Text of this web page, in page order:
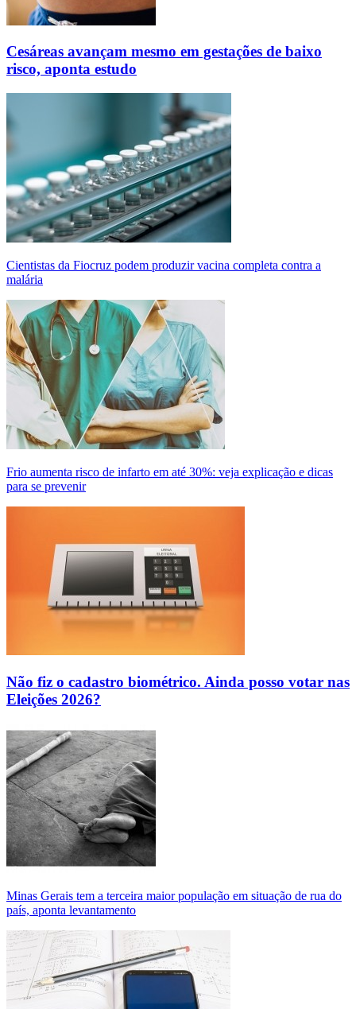
Cesáreas avançam mesmo em gestações de baixo
risco, aponta estudo
Cientistas da Fiocruz podem produzir vacina completa contra a
malária
Frio aumenta risco de infarto em até 30%: veja explicação e dicas
para se prevenir
Não fiz o cadastro biométrico. Ainda posso votar nas
Eleições 2026?
Minas Gerais tem a terceira maior população em situação de rua do
país, aponta levantamento